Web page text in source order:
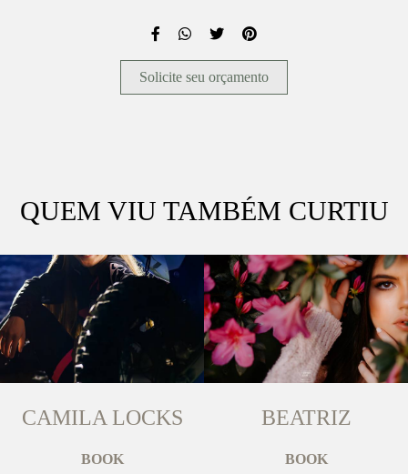
Solicite seu orçamento
QUEM VIU TAMBÉM CURTIU
CAMILA LOCKS
BOOK
BEATRIZ
BOOK